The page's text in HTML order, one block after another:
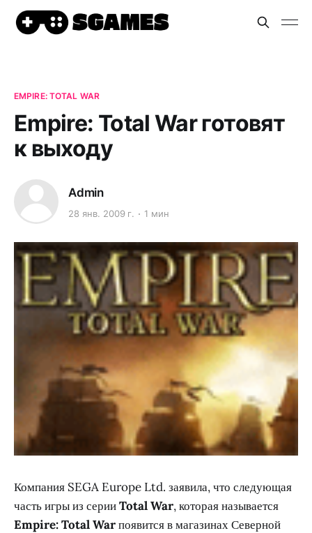
EMPIRE: TOTAL WAR
Empire: Total War готовят
к выходу
Admin
28 янв. 2009 г. 1 мин
Компания SEGA Europe Ltd. заявила, что следующая
часть игры из серииTotal War, которая называется
Empire: Total Warпоявится в магазинах Северной